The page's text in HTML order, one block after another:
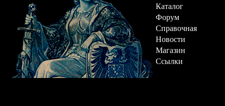
Каталог
Форум
Справочная
Новости
Магазин
Ссылки